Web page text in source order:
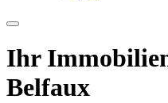
Ihr
Belfaux